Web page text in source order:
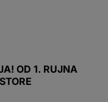
OD 1. RUJNA